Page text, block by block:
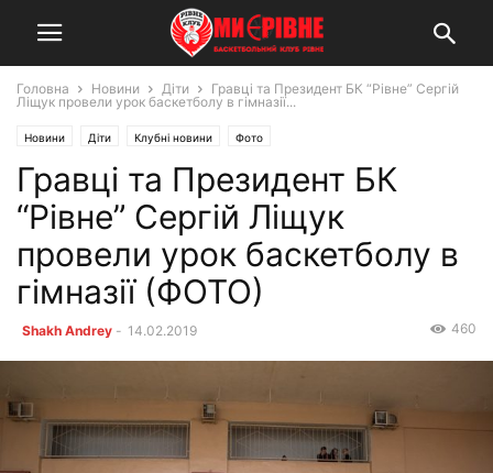
Головна Новини Діти
Гравці та Президент БК “Рівне” Сергій
Ліщук провели урок баскетболу в гімназії...
Новини Діти Клубні новини Фото
Гравці та Президент БК
“Рівне” Сергій Ліщук
провели урок баскетболу в
гімназії (ФОТО)
Shakh Andrey - 14.02.2019 460